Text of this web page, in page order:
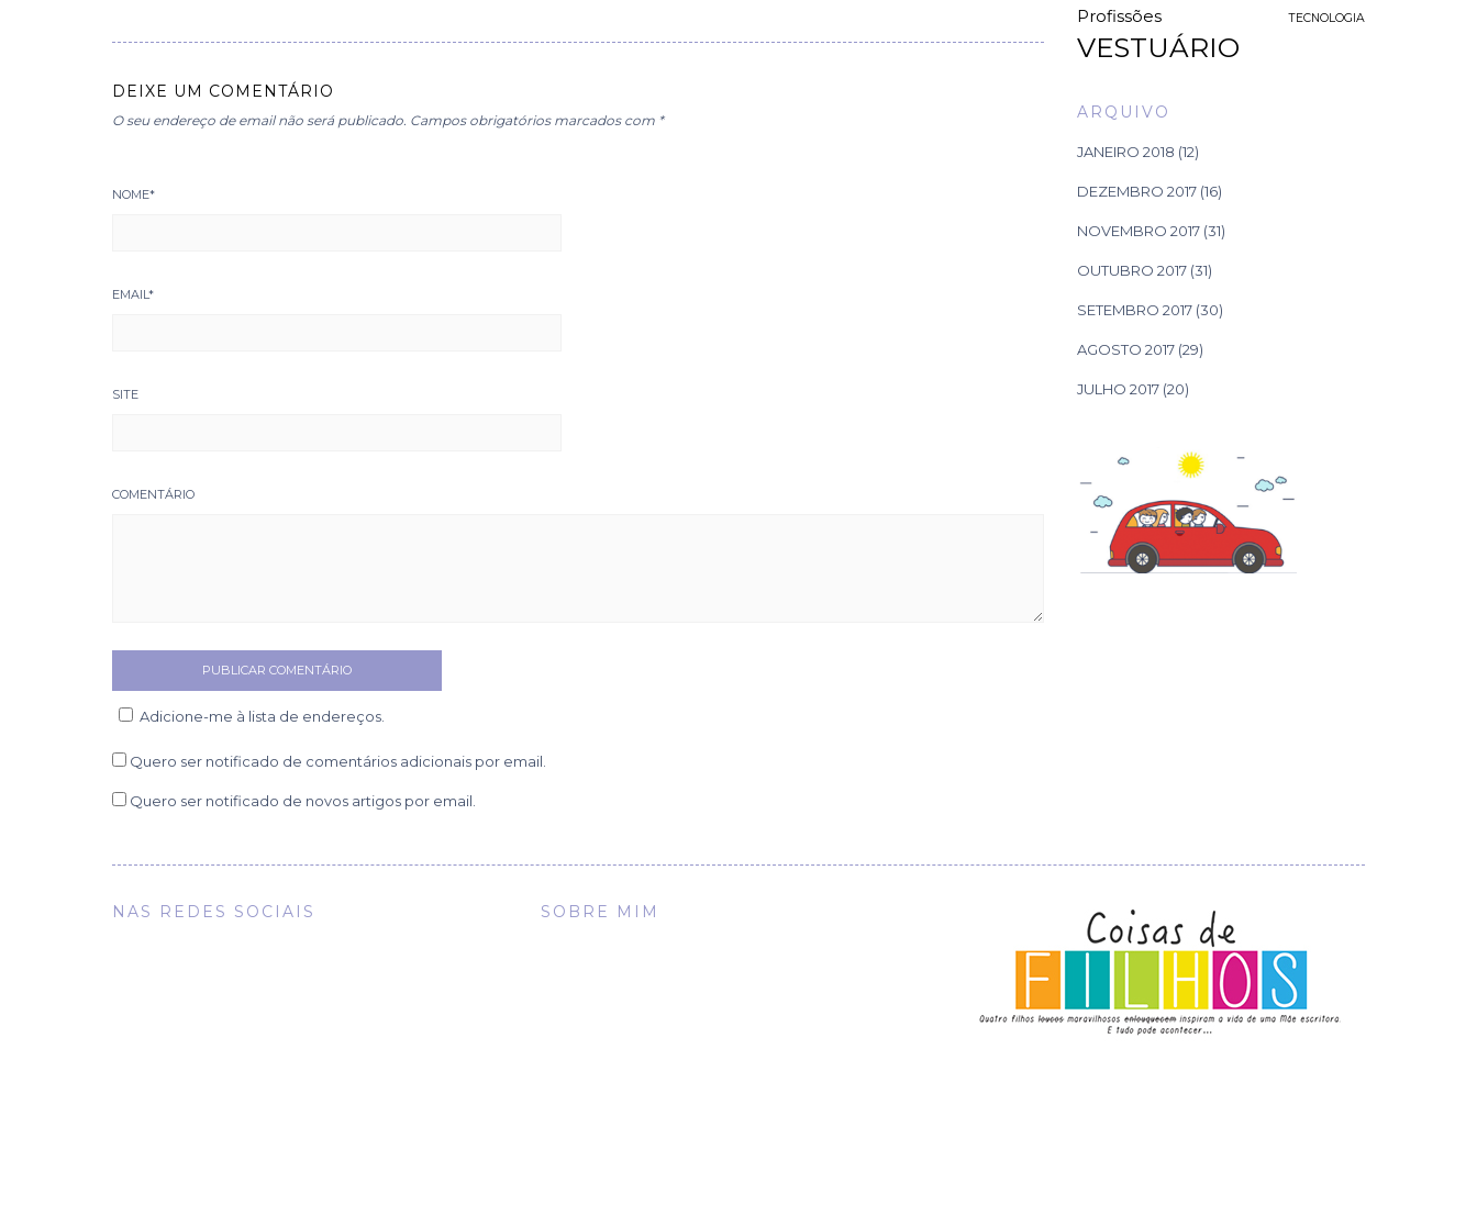
DEIXE UM COMENTÁRIO
O seu endereço de email não será publicado. Campos obrigatórios marcados com *
NOME*
EMAIL*
SITE
COMENTÁRIO
Adicione-me à lista de endereços.
Quero ser notificado de comentários adicionais por email.
Quero ser notificado de novos artigos por email.
Profissões TECNOLOGIA
VESTUÁRIO
ARQUIVO
JANEIRO 2018 (12)
DEZEMBRO 2017(16)
NOVEMBRO 2017(31)
OUTUBRO 2017(31)
SETEMBRO 2017(30)
AGOSTO 2017(29)
JULHO 2017(20)
NAS REDES SOCIAIS SOBRE MIM